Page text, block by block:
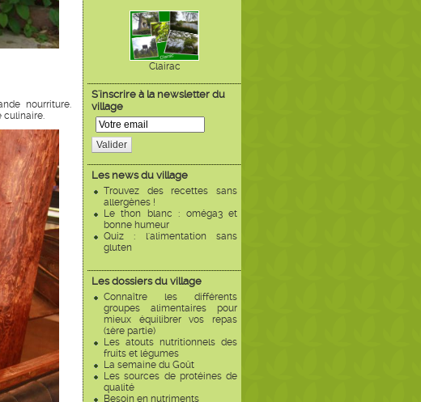
Clairac
S'inscrire à la newsletter du
village
Valider
Les news du village
Trouvez des recettes sans
allergènes !
Le thon blanc : oméga3 et
bonne humeur
Quiz : l'alimentation sans
gluten
Les dossiers du village
Connaître les différents
groupes alimentaires pour
mieux équilibrer vos repas
(1ère partie)
Les atouts nutritionnels des
fruits et légumes
La semaine du Goût
Les sources de protéines de
qualité
Besoin en nutriments
nourriture.
culinaire.